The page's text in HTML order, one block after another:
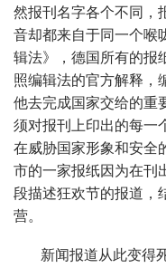
然报刊名字各个不同，
音却都来自于同一个喉
辑法》，德国所有的报
照编辑法的官方解释，
他去完成国家交给的重
须对报刊上印出的每一
在威胁国家形象和安全
市的一家报纸因为在刊
段描述狂欢节的报道，
营。
新闻报道从此变得